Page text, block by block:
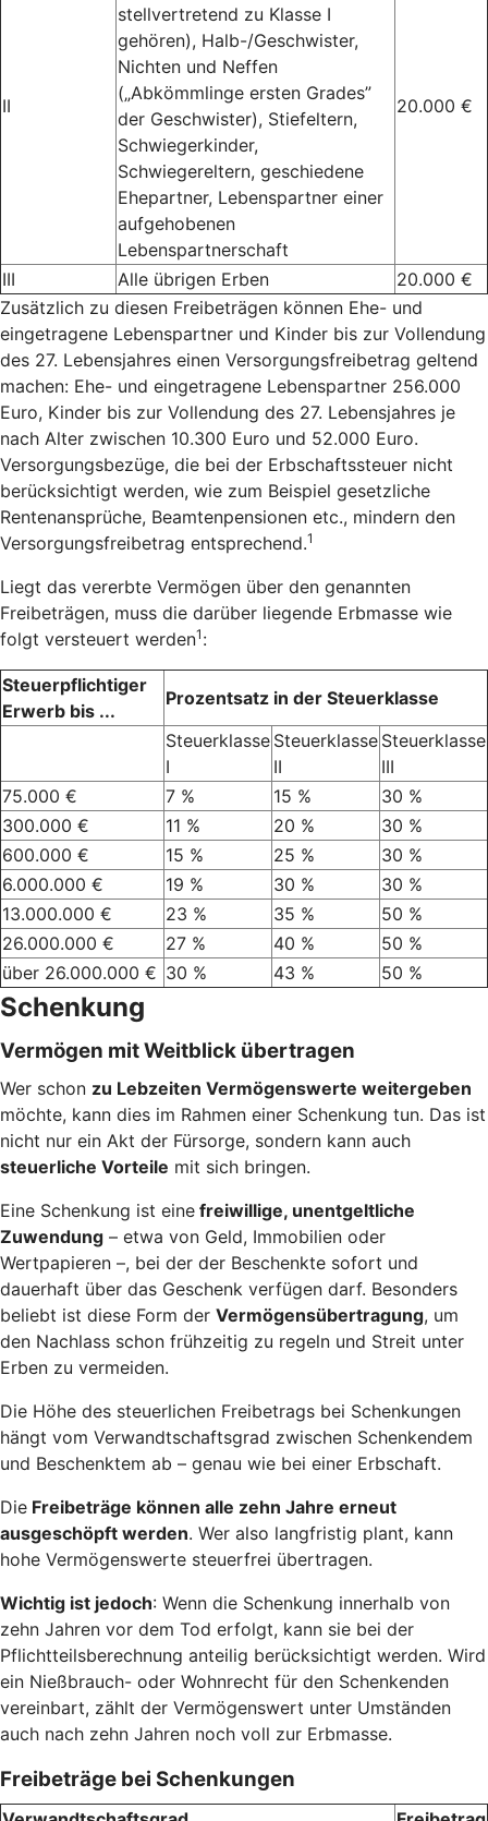
II
stellvertretend zu Klasse I
gehören), Halb-/Geschwister,
Nichten und Neffen
(„Abkömmlinge ersten Grades”
der Geschwister), Stiefeltern,
Schwiegerkinder,
Schwiegereltern, geschiedene
Ehepartner, Lebenspartner einer
aufgehobenen
Lebenspartnerschaft
20.000 €
III Alle übrigen Erben
20.000 €
Zusätzlich zu diesen Freibeträgen können Ehe- und
eingetragene Lebenspartner und Kinder bis zur Vollendung
des 27. Lebensjahres einen Versorgungsfreibetrag geltend
machen: Ehe- und eingetragene Lebenspartner 256.000
Euro, Kinder bis zur Vollendung des 27. Lebensjahres je
nach Alter zwischen 10.300 Euro und 52.000 Euro.
Versorgungsbezüge, die bei der Erbschaftssteuer nicht
berücksichtigt werden, wie zum Beispiel gesetzliche
Rentenansprüche, Beamtenpensionen etc., mindern den
Versorgungsfreibetrag entsprechend.1
Liegt das vererbte Vermögen über den genannten
Freibeträgen, muss die darüber liegende Erbmasse wie
folgt versteuert werden1 :
Steuerpflichtiger
Erwerb bis ...
Prozentsatz in der Steuerklasse
Steuerklasse
I
Steuerklasse
II
Steuerklasse
III
75.000 €
7 % 15 %
30 %
300.000 €
11 % 20 %
30 %
600.000 €
15 % 25 %
30 %
6.000.000 €
19 % 30 %
30 %
13.000.000 €
23 % 35 %
50 %
26.000.000 €
27 % 40 %
50 %
über 26.000.000 € 30 % 43 % 50 %
Schenkung
Vermögen mit Weitblick übertragen
Wer schon zu Lebzeiten Vermögenswerte weitergeben
möchte, kann dies im Rahmen einer Schenkung tun. Das ist
nicht nur ein Akt der Fürsorge, sondern kann auch
steuerliche Vorteile mit sich bringen.
Eine Schenkung ist eine freiwillige, unentgeltliche
Zuwendung – etwa von Geld, Immobilien oder
Wertpapieren –, bei der der Beschenkte sofort und
dauerhaft über das Geschenk verfügen darf. Besonders
beliebt ist diese Form der Vermögensübertragung, um
den Nachlass schon frühzeitig zu regeln und Streit unter
Erben zu vermeiden.
Die Höhe des steuerlichen Freibetrags bei Schenkungen
hängt vom Verwandtschaftsgrad zwischen Schenkendem
und Beschenktem ab – genau wie bei einer Erbschaft.
Die Freibeträge können alle zehn Jahre erneut
ausgeschöpft werden. Wer also langfristig plant, kann
hohe Vermögenswerte steuerfrei übertragen.
Wichtig ist jedoch: Wenn die Schenkung innerhalb von
zehn Jahren vor dem Tod erfolgt, kann sie bei der
Pflichtteilsberechnung anteilig berücksichtigt werden. Wird
ein Nießbrauch- oder Wohnrecht für den Schenkenden
vereinbart, zählt der Vermögenswert unter Umständen
auch nach zehn Jahren noch voll zur Erbmasse.
Freibeträge bei Schenkungen